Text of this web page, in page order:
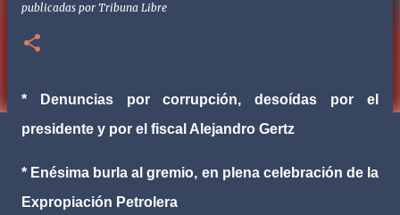
publicadas por Tribuna Libre
* Denuncias por corrupción, desoídas por el
presidente y por el fiscal Alejandro Gertz
* Enésima burla al gremio, en plena celebración de la
Expropiación Petrolera